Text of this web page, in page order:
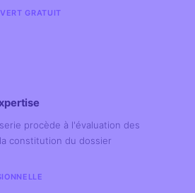
GRATUIT
procède à l'évaluation des
constitution du dossier